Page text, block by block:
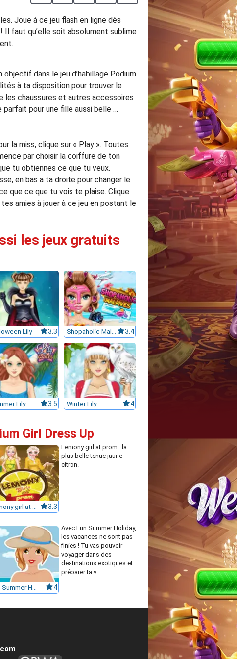
Joue à ce jeu flash en ligne dès
Il faut qu’elle soit absolument sublime
dans le jeu d’habillage Podium
à ta disposition pour trouver le
les chaussures et autres accessoires
parfait pour une fille aussi belle …
la miss, clique sur « Play ». Toutes
par choisir la coiffure de ton
tu obtiennes ce que tu veux.
en bas à ta droite pour changer le
que ce que tu vois te plaise. Clique
amies à jouer à ce jeu en postant le
les jeux gratuits
Lily 3.3 Shopaholic Maldives 3.4
Lily 3.5 Winter Lily 4
Girl Dress Up
3.3
Lemony girl at prom : la
plus belle tenue jaune
citron.
4
Avec Fun Summer Holiday,
les vacances ne sont pas
finies ! Tu vas pouvoir
voyager dans des
destinations exotiques et
préparer ta v...